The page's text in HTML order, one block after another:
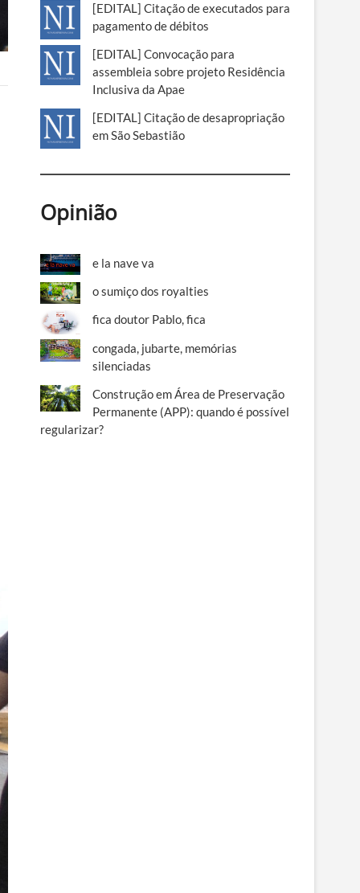
[EDITAL] Citação de executados para
pagamento de débitos
[EDITAL] Convocação para
assembleia sobre projeto Residência
Inclusiva da Apae
[EDITAL] Citação de desapropriação
em São Sebastião
Opinião
e la nave va
o sumiço dos royalties
fica doutor Pablo, fica
congada, jubarte, memórias
silenciadas
Construção em Área de Preservação
Permanente (APP): quando é possível
regularizar?